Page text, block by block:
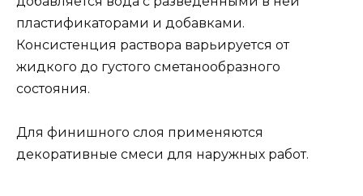
пластификаторами и добавками.
Консистенция раствора варьируется от
жидкого до густого сметанообразного
состояния.
Для финишного слоя применяются
декоративные смеси для наружных работ.